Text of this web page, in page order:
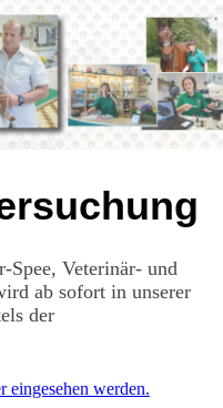
Spee, Veterinär- und
ab sofort in unserer
der
werden.